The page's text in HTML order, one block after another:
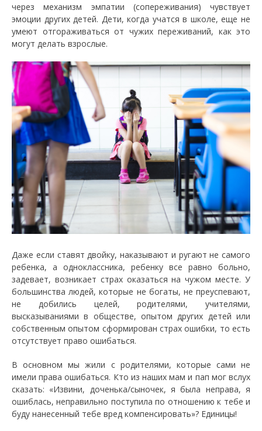
через механизм эмпатии (сопереживания) чувствует
эмоции других детей. Дети, когда учатся в школе, еще не
умеют отгораживаться от чужих переживаний, как это
могут делать взрослые.
Даже если ставят двойку, наказывают и ругают не самого
ребенка, а одноклассника, ребенку все равно больно,
задевает, возникает страх оказаться на чужом месте. У
большинства людей, которые не богаты, не преуспевают,
не добились целей, родителями, учителями,
высказываниями в обществе, опытом других детей или
собственным опытом сформирован страх ошибки, то есть
отсутствует право ошибаться.
В основном мы жили с родителями, которые сами не
имели права ошибаться. Кто из наших мам и пап мог вслух
сказать: «Извини, доченька/сыночек, я была неправа, я
ошиблась, неправильно поступила по отношению к тебе и
буду нанесенный тебе вред компенсировать»? Единицы!